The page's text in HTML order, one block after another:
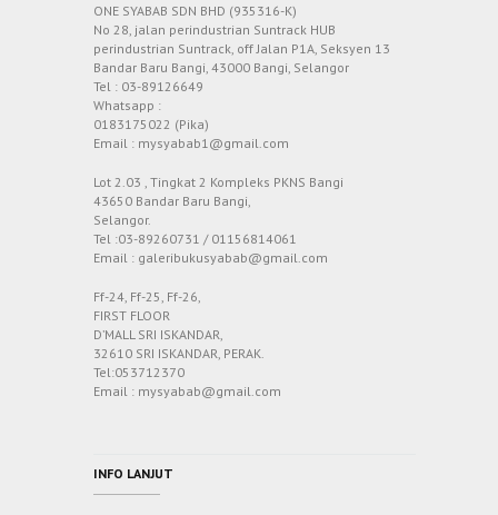
ONE SYABAB SDN BHD (935316-K)
No 28, jalan perindustrian Suntrack HUB
perindustrian Suntrack, off Jalan P1A, Seksyen 13
Bandar Baru Bangi, 43000 Bangi, Selangor
Tel : 03-89126649
Whatsapp :
0183175022 (Pika)
Email : mysyabab1@gmail.com
Lot 2.03 , Tingkat 2 Kompleks PKNS Bangi
43650 Bandar Baru Bangi,
Selangor.
Tel :03-89260731 / 01156814061
Email : galeribukusyabab@gmail.com
Ff-24, Ff-25, Ff-26,
FIRST FLOOR
D’MALL SRI ISKANDAR,
32610 SRI ISKANDAR, PERAK.
Tel:053712370
Email : mysyabab@gmail.com
INFO LANJUT